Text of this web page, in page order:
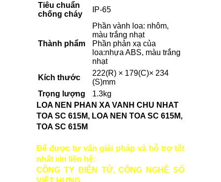
Tiêu chuẩn
chống cháy
IP-65
Thành phẩm
Phần vành loa: nhôm,
màu trắng nhạt
Phần phản xạ của
loa:nhựa ABS, màu trắng
nhạt
Kích thước
222(R) × 179(C)× 234
(S)mm
Trọng lượng
1.3kg
LOA NEN PHAN XA VANH CHU NHAT
TOA SC 615M, LOA NEN TOA SC 615M,
TOA SC 615M
Để được tư vấn giải pháp và hỗ trợ tốt
nhất xin liên hệ:
CÔNG TY ĐIỆN TỬ, CÔNG NGHỆ SỐ